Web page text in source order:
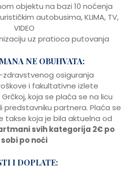
objektu na bazi 10 noćenja
autobusima, KLIMA, TV,
VIDEO
uz pratioca putovanja
NE OBUHVATA:
zdravstvenog osiguranja
i fakultativne izlete
koja se plaća se na licu
predstavniku partnera. Plaća se
takse koja je bila aktuelna od
svih kategorija 2€ po
sobi po noći
I DOPLATE: